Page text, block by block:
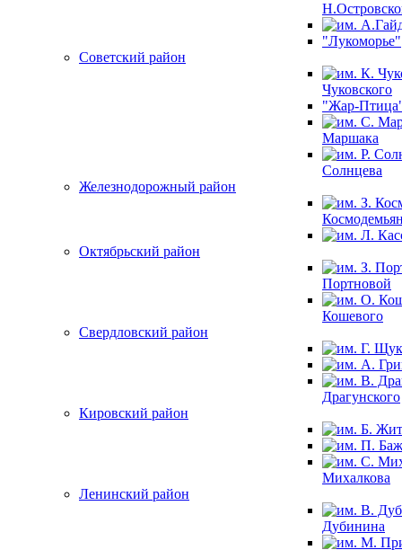
"Лукоморье"
Советский район
Чуковского
"Жар-
Маршака
Солнцева
Железнодорожный район
Октябрьский район
Портновой
Кошевого
Свердловский район
Драгунского
Кировский район
Михалкова
Ленинский район
Дубинина